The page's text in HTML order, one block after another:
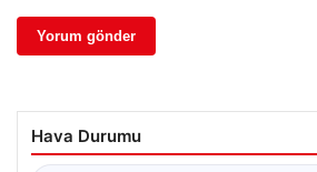
Hava Durumu